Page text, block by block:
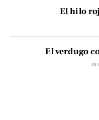
El hilo
El verdugo